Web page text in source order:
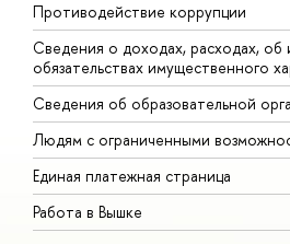
Противодействие коррупции
Сведения о доходах, расходах, об
обязательствах имущественного
Сведения об образовательной
Людям с ограниченными
Единая платежная страница
Работа в Вышке